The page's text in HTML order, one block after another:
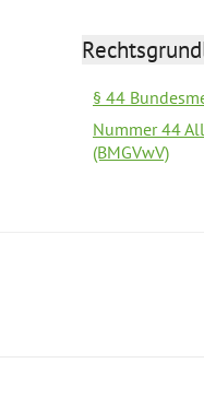
§ 44
Nummer 44
(BMGVwV)